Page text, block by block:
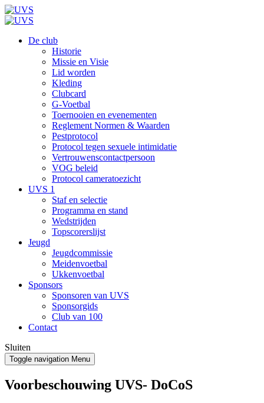
De club
Historie
Missie en Visie
Lid worden
Kleding
Clubcard
G-Voetbal
Toernooien en evenementen
Reglement Normen & Waarden
Pestprotocol
Protocol tegen sexuele intimidatie
Vertrouwenscontactpersoon
VOG beleid
Protocol cameratoezicht
UVS 1
Staf en selectie
Programma en stand
Wedstrijden
Topscorerslijst
Jeugd
Jeugdcommissie
Meidenvoetbal
Ukkenvoetbal
Sponsors
Sponsoren van UVS
Sponsorgids
Club van 100
Contact
Sluiten
Toggle navigation Menu
Voorbeschouwing UVS- DoCoS